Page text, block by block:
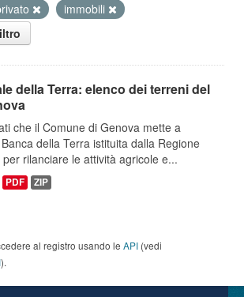
immobili
della Terra: elenco dei terreni del
che il Comune di Genova mette a
della Terra istituita dalla Regione
rilanciare le attività agricole e...
PDF ZIP
al registro usando le API (vedi
).